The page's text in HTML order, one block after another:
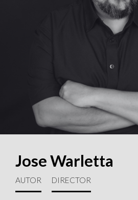
Jose Warletta
AUTOR DIRECTOR